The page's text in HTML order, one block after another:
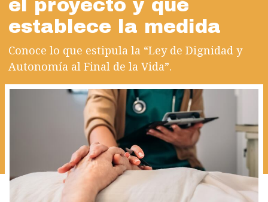
el proyecto y qué
establece la medida
Conoce lo que estipula la “Ley de Dignidad y
Autonomía al Final de la Vida”.